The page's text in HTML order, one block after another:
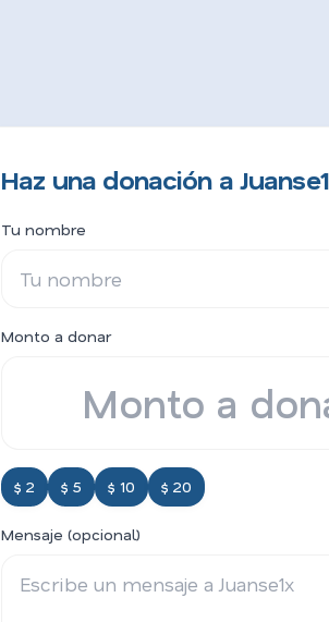
Haz una donación a
Tu nombre
Monto a donar
$ 2 $ 5 $ 10 $ 20
Mensaje (opcional)